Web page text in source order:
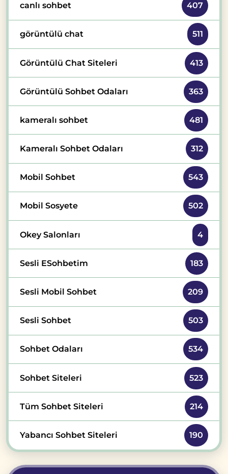
canlı sohbet 407
görüntülü chat 511
Görüntülü Chat Siteleri 413
Görüntülü Sohbet Odaları 363
kameralı sohbet 481
Kameralı Sohbet Odaları 312
Mobil Sohbet 543
Mobil Sosyete 502
Okey Salonları 4
Sesli ESohbetim 183
Sesli Mobil Sohbet 209
Sesli Sohbet 503
Sohbet Odaları 534
Sohbet Siteleri 523
Tüm Sohbet Siteleri 214
Yabancı Sohbet Siteleri 190